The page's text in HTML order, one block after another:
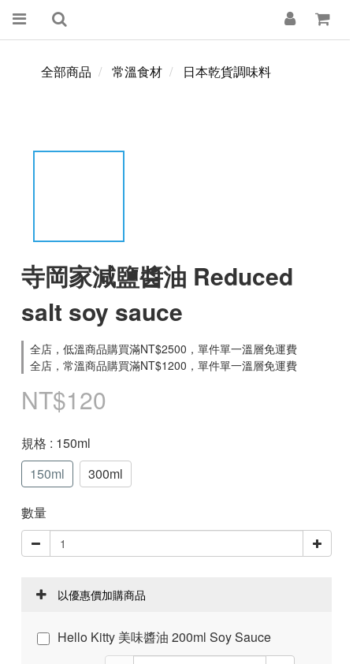
全部商品 常溫食材 日本乾貨調味料
寺岡家減鹽醬油 Reduced
salt soy sauce
全店，低溫商品購買滿NT$2500，單件單一溫層免運費
全店，常溫商品購買滿NT$1200，單件單一溫層免運費
NT$120
規格 : 150ml
150ml
300ml
數量
以優惠價加購商品
Hello Kitty 美味醬油 200ml Soy Sauce